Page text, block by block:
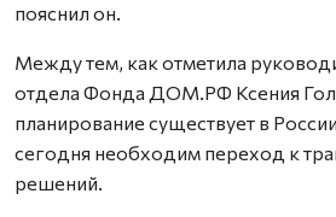
пояснил он.
Между тем, как отметила
отдела Фонда ДОМ.РФ Ксения
планирование существует в
сегодня необходим переход к
решений.